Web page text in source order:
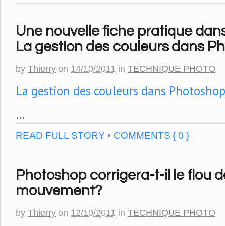
Une nouvelle fiche pratique
La gestion des couleurs dans
by Thierry on 14/10/2011 in TECHNIQUE PHOTO
La gestion des couleurs dans Photoshop
…
READ FULL STORY • COMMENTS { 0 }
Photoshop corrigera-t-il le flou
mouvement?
by Thierry on 12/10/2011 in TECHNIQUE PHOTO